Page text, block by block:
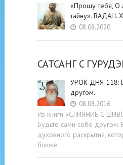
«Прошу тебя, О
тайну». ВАДАН.
08.08.2020
САТСАНГ C
УРОК ДНЯ 118:
другом.
08.08.2016
Из книги «СЛИЯНИЕ С
Будьте cами cебе другом.
духовного раскрытия,
ближе …